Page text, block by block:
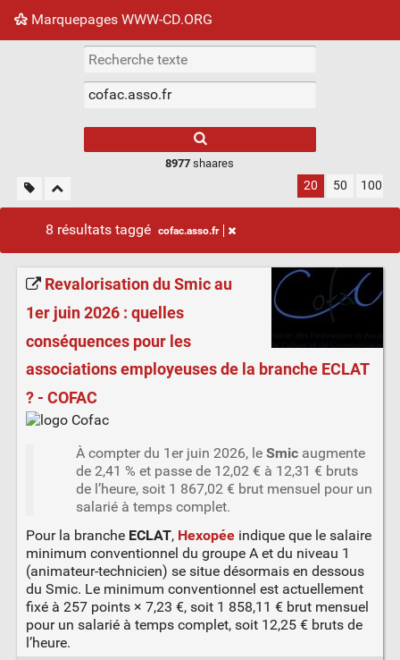
Marquepages WWW-CD.ORG
Nuage de tags Mur d'images
8977 shaares
20 50 100
8 résultats taggé cofac.asso.fr
Revalorisation du Smic au
1er juin 2026 : quelles
conséquences pour les
associations employeuses de la branche ECLAT
? - COFAC
À compter du 1er juin 2026, le Smicaugmente
de 2,41 % et passe de 12,02 € à 12,31 € bruts
de l’heure, soit 1 867,02 € brut mensuel pour un
salarié à temps complet.
Pour la branche ECLAT, Hexopéeindique que le salaire
minimum conventionnel du groupe A et du niveau 1
(animateur-technicien) se situe désormais en dessous
du Smic. Le minimum conventionnel est actuellement
fixé à 257 points × 7,23 €, soit 1 858,11 € brut mensuel
pour un salarié à temps complet, soit 12,25 € bruts de
l’heure.